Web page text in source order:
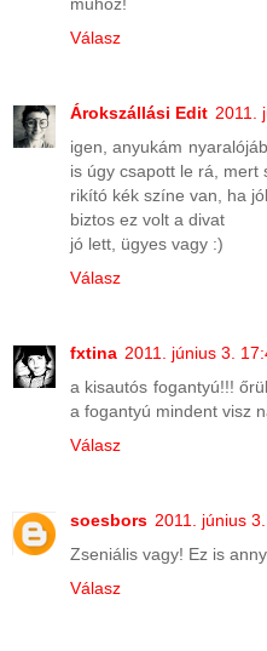
Válasz
Árokszállási Edit 2011.
igen, anyukám
is úgy csapott le rá, mert
rikító kék színe van, ha
biztos ez volt a divat
jó lett, ügyes vagy :)
Válasz
fxtina 2011. június 3.
a kisautós fogantyú!!!
a fogantyú mindent visz
Válasz
soesbors 2011. június
Zseniális vagy! Ez is
Válasz